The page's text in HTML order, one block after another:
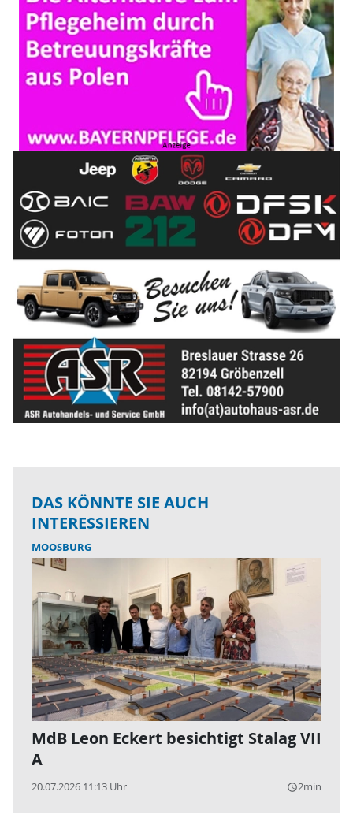
DAS KÖNNTE SIE AUCH
INTERESSIEREN
MOOSBURG
MdB Leon Eckert besichtigt Stalag VII
A
20.07.2026 11:13 Uhr query_builder2min